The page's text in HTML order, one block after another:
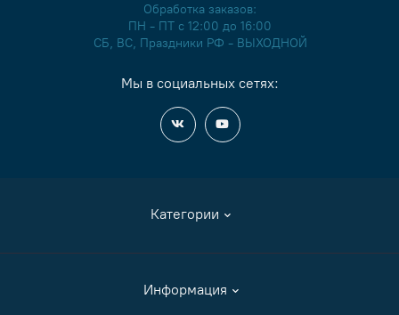
Категории
Аксессуары
Информация
Обработка заказов:
ПН - ПТ с 12:00 до 16:00
СБ, ВС, Праздники РФ - ВЫХОДНОЙ
Мы в социальных сетях: